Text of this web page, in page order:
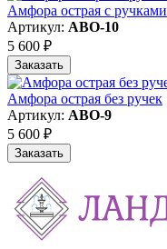
Амфора острая с ручками
Артикул: ABO-10
5 600 ₽
Заказать
Амфора острая без ручек
Артикул: ABO-9
5 600 ₽
Заказать